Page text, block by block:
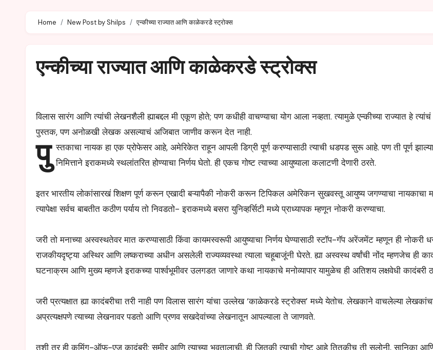
Home New Post by Shilps एन्कीच्या राज्यात आणि काळेकरडे स्ट्रोक्स
एन्कीच्या राज्यात आणि काळेकरडे स्ट्रोक्स
विलास सारंग आणि त्यांची लेखनशैली ह्याबद्दल मी एकूण होते;पण कधीही वाचण्याचा योग आला नव्हता.त्यामुळे एन्कीच्या राज्यात हे त्यांचं
पुस्तक,पण अनोळखी लेखक असल्याचं अजिबात जाणीव करून देत नाही.
पु स्तकाचा नायक हा एक प्रोफेसर आहे, अमेरिकेत राहून आपली डिग्री पूर्ण करण्यासाठी त्याची धडपड सुरू आहे. पण ती पूर्ण
निमित्ताने इराकमध्ये स्थलांतरित होण्याचा निर्णय घेतो. ही एकच गोष्ट त्याच्या आयुष्याला कलाटणी देणारी ठरते.
इतर भारतीय लोकांसारखं शिक्षण पूर्ण करून एखादी बऱ्यापैकी नोकरी करून टिपिकल अमेरिकन सुखवस्तू आयुष्य जगण्याचा नायकाचा
त्यापेक्षा सर्वच बाबतीत कठीण पर्याय तो निवडतो- इराकमध्ये बसरा युनिव्हर्सिटी मध्ये प्राध्यापक म्हणून नोकरी करण्याचा.
जरी तो मनाच्या अस्वस्थतेवर मात करण्यासाठी किंवा कायमस्वरूपी आयुष्याचा निर्णय घेण्यासाठी स्टॉप-गॅप अरेंजमेंट म्हणून ही नोकरी
राजकीयदृष्ट्या अस्थिर आणि लष्कराच्या अधीन असलेली राज्यव्यवस्था त्याला चहूबाजूंनी घेरते. ह्या अस्वस्थ वर्षांची नोंद म्हणजेच ही
घटनाक्रम आणि मुख्य म्हणजे इराकच्या पार्श्वभूमीवर उलगडत जाणारे कथा नायकाचे मनोव्यापार यामुळेच ही अतिशय लक्षवेधी कादंबरी
जरी प्रत्यक्षात ह्या कादंबरीचा तरी नाही पण विलास सारंग यांचा उल्लेख ‘काळेकरडे स्ट्रोक्स’ मध्ये येतोच. लेखकाने वाचलेल्या लेखकांचा
अप्रत्यक्षपणे त्याच्या लेखनावर पडतो आणि प्रणव सखदेवांच्या लेखनातून आपल्याला ते जाणवते.
तशी तर ही कमिंग-ऑफ-एज कादंबरी; समीर आणि त्याच्या भवतालाची. ही जितकी त्याची गोष्ट आहे तितकीच ती सलोनी, सानिका